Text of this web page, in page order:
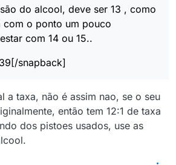
do alcool, deve ser 13 , como
com o ponto um pouco
com 14 ou 15..
snapback]
a taxa, não é assim nao, se o seu
então tem 12:1 de taxa
dos pistoes usados, use as